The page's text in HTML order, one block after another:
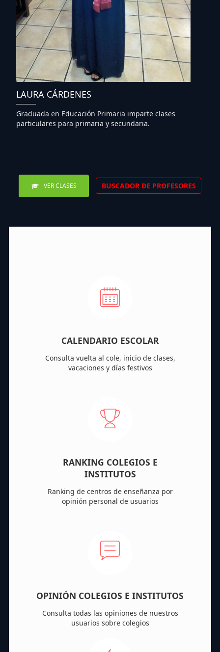
LAURA CÁRDENES
Graduada en Educación Primaria imparte clases
particulares para primaria y secundaria.
VER CLASES BUSCADOR DE PROFESORES
CALENDARIO ESCOLAR
Consulta vuelta al cole, inicio de clases,
vacaciones y días festivos
RANKING COLEGIOS E
INSTITUTOS
Ranking de centros de enseñanza por
opinión personal de usuarios
OPINIÓN COLEGIOS E INSTITUTOS
Consulta todas las opiniones de nuestros
usuarios sobre colegios